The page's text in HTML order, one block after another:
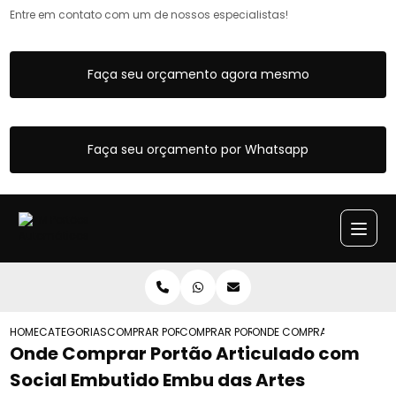
Entre em contato com um de nossos especialistas!
Faça seu orçamento agora mesmo
Faça seu orçamento por Whatsapp
HOMECATEGORIASCOMPRAR PORTOES ARTICULADOS
COMPRAR PORTAO ARTICULADO DE
ONDE COMPRAR PORTAO
Onde Comprar Portão Articulado com
Social Embutido Embu das Artes